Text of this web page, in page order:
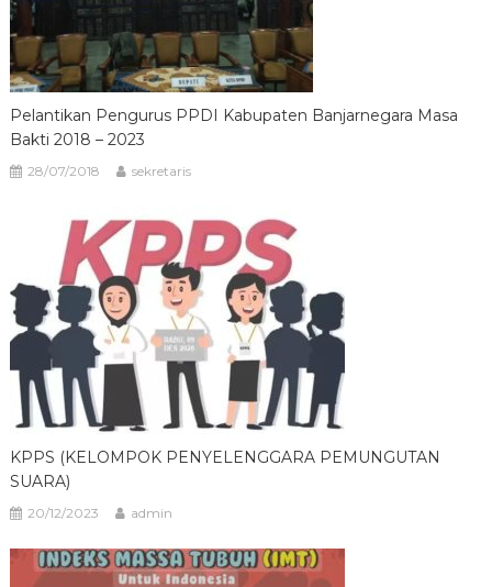
Pelantikan Pengurus PPDI Kabupaten Banjarnegara Masa
Bakti 2018 – 2023
28/07/2018 sekretaris
KPPS (KELOMPOK PENYELENGGARA PEMUNGUTAN
SUARA)
20/12/2023 admin